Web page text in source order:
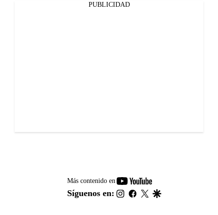
PUBLICIDAD
Más contenido en
youtube-
footer
Síguenos en: instagram
facebook
twitter